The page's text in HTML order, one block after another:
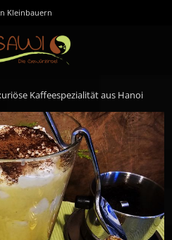
Kleinbauern
Kaffeespezialität aus Hanoi